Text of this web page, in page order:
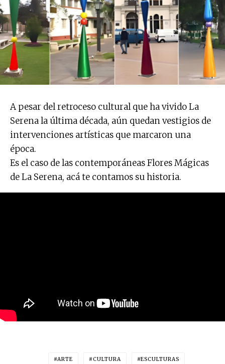
A pesar del retroceso cultural que ha vivido La
Serena la última década, aún quedan vestigios de
intervenciones artísticas que marcaron una
época.
Es el caso de las contemporáneas Flores Mágicas
de La Serena, acá te contamos su historia.
ARTE CULTURA ESCULTURAS